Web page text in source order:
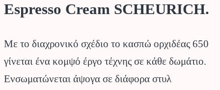
Espresso Cream SCHEURICH.
Με το διαχρονικό σχέδιο το κασπώ ορχιδέας 650
γίνεται ένα κομψό έργο τέχνης σε κάθε δωμάτιο.
Ενσωματώνεται άψογα σε διάφορα στυλ